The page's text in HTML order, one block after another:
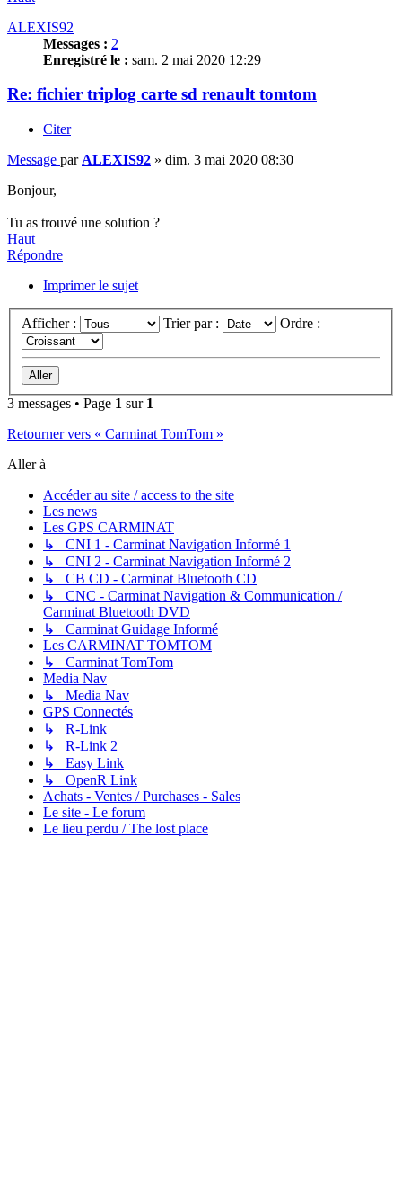
ALEXIS92
Messages : 2
Enregistré le : sam. 2 mai 2020 12:29
Re: fichier triplog carte sd renault tomtom
Citer
Message par ALEXIS92 » dim. 3 mai 2020 08:30
Bonjour,
Tu as trouvé une solution ?
Haut
Répondre
Imprimer le sujet
Afficher : Trier par : Ordre :
3 messages • Page 1 sur 1
Retourner vers « Carminat TomTom »
Aller à
Accéder au site / access to the site
Les news
Les GPS CARMINAT
↳ CNI 1 - Carminat Navigation Informé 1
↳ CNI 2 - Carminat Navigation Informé 2
↳ CB CD - Carminat Bluetooth CD
↳ CNC - Carminat Navigation & Communication /
Carminat Bluetooth DVD
↳ Carminat Guidage Informé
Les CARMINAT TOMTOM
↳ Carminat TomTom
Media Nav
↳ Media Nav
GPS Connectés
↳ R-Link
↳ R-Link 2
↳ Easy Link
↳ OpenR Link
Achats - Ventes / Purchases - Sales
Le site - Le forum
Le lieu perdu / The lost place